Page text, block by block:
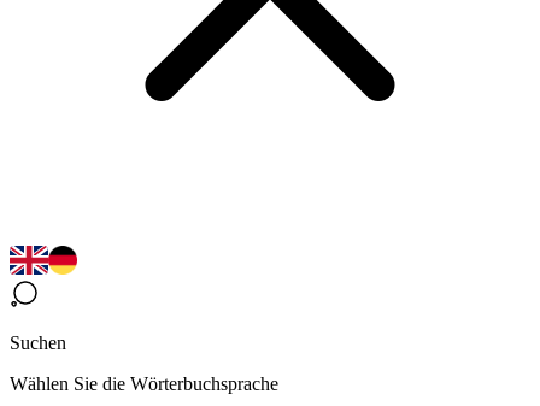
Suchen
Wählen Sie die Wörterbuchsprache